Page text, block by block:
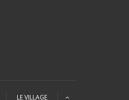
LE VILLAGE